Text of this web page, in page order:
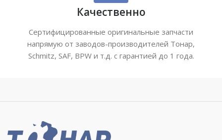
Качественно
Сертифицированные оригинальные запчасти
напрямую от заводов-производителей Тонар,
Schmitz, SAF, BPW и т.д. с гарантией до 1 года.